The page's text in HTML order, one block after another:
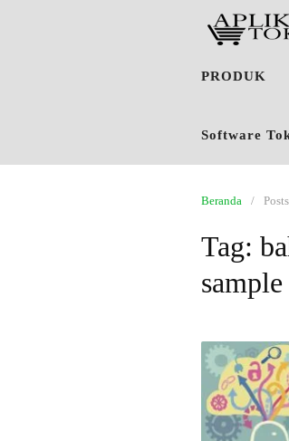
PRODUK
Software
Beranda
Tag:
sample